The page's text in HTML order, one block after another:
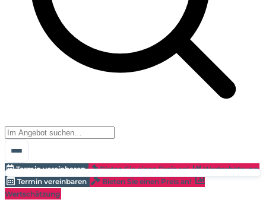
Termin vereinbaren Bieten Sie einen Preis an!
Wertschätzung
Termin vereinbaren
Bieten Sie einen Preis an!
Wertschätzung